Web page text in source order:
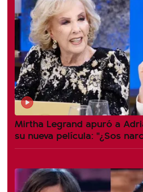
Mirtha Legrand apuró a
su nueva película: "¿Sos